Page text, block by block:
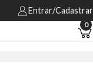
Entrar/Cadastrar
0